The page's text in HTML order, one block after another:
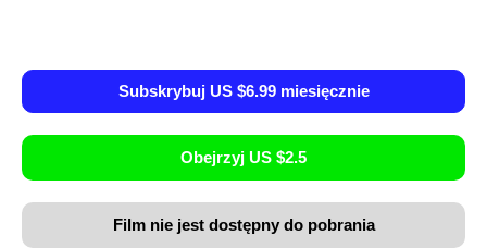
Subskrybuj US $6.99 miesięcznie
Obejrzyj US $2.5
Film nie jest dostępny do pobrania